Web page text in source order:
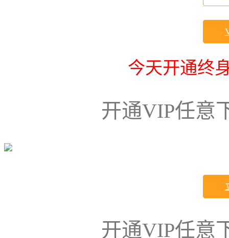
今天开通终
开通VIP任意
开通VIP任意